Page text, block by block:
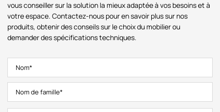
vous conseiller sur la solution la mieux adaptée à vos besoins et à
votre espace. Contactez-nous pour en savoir plus sur nos
produits, obtenir des conseils sur le choix du mobilier ou
demander des spécifications techniques.